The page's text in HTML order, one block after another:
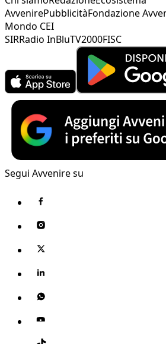
AvvenirePubblicitàFondazione
Mondo CEI
SIRRadio InBluTV2000FISC
Segui Avvenire su